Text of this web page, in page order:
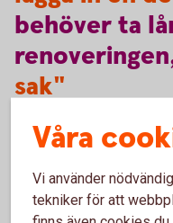
behöverta
sak"
privatekonom.
Våra
Vi använder
tekniker för att